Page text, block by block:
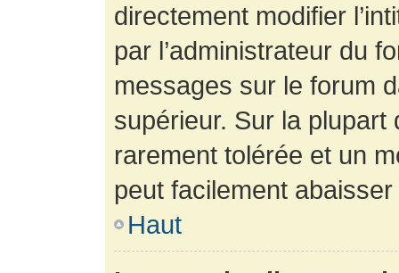
directement modifier
par l’administrateur du
messages sur le forum
supérieur. Sur la
rarement tolérée et un
peut facilement
Haut